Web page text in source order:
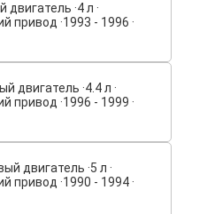
двигатель ·4 л ·
привод ·1993 - 1996 ·
двигатель ·4.4 л ·
привод ·1996 - 1999 ·
двигатель ·5 л ·
привод ·1990 - 1994 ·